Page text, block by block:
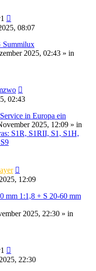
08:07
Summilux
2025, 02:43 » in
02:43
in Europa ein
2025, 12:09 » in
S1R, S1RII, S1, S1H,
12:09
mm 1:1,8 + S 20-60 mm
2025, 22:30 » in
22:30